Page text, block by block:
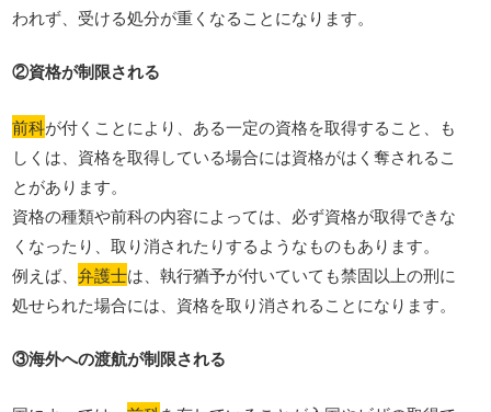
われず、受ける処分が重くなることになります。
②資格が制限される
前科が付くことにより、ある一定の資格を取得すること、も
しくは、資格を取得している場合には資格がはく奪されるこ
とがあります。
資格の種類や前科の内容によっては、必ず資格が取得できな
くなったり、取り消されたりするようなものもあります。
例えば、弁護士は、執行猶予が付いていても禁固以上の刑に
処せられた場合には、資格を取り消されることになります。
③海外への渡航が制限される